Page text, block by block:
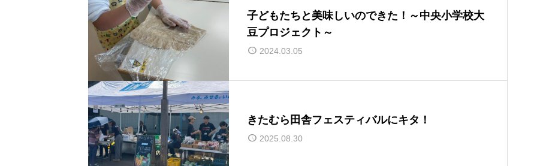
子どもたちと美味しいのできた！～中央小学校大
豆プロジェクト～
2024.03.05
きたむら田舎フェスティバルにキタ！
2025.08.30